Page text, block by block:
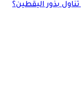
بذور اليقطين؟